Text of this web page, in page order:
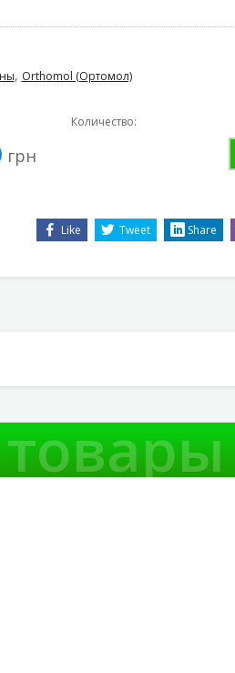
, Orthomol (Ортомол)
грн
Количество:
Like Tweet Share